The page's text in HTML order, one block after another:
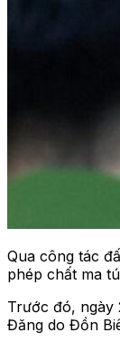
Qua công tác
phép chất ma
Trước đó, ngày
Đăng do Đồn